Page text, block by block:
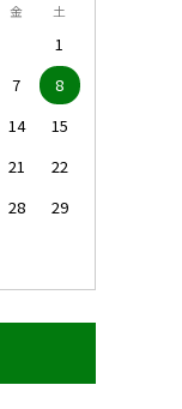
金 土
1
7
8
14
15
21
22
28
29